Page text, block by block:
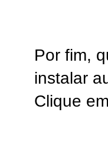
Por fim,
instalar
Clique